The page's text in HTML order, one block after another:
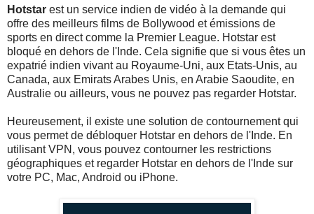
Hotstar est un service indien de vidéo à la demande qui
offre des meilleurs films de Bollywood et émissions de
sports en direct comme la Premier League. Hotstar est
bloqué en dehors de l'Inde. Cela signifie que si vous êtes un
expatrié indien vivant au Royaume-Uni, aux Etats-Unis, au
Canada, aux Emirats Arabes Unis, en Arabie Saoudite, en
Australie ou ailleurs, vous ne pouvez pas regarder Hotstar.
Heureusement, il existe une solution de contournement qui
vous permet de débloquer Hotstar en dehors de l'Inde. En
utilisant VPN, vous pouvez contourner les restrictions
géographiques et regarder Hotstar en dehors de l'Inde sur
votre PC, Mac, Android ou iPhone.